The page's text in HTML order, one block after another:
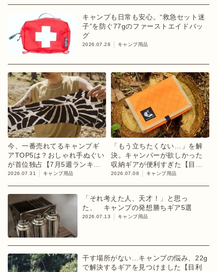
キャンプも日常も安心。“救急セット迷
子”を防ぐ77gのファーストエイドバッ
グ
2026.07.28 キャンプ用品
今、一番売れてるキャンプギ
アTOP5は？おしゃれ手ぬぐい
が首位独占【7月5週ランキン
グ】
2026.07.31 キャンプ用品
「もう立ちたくない…」を解
決。キャンパーが欲しかった
収納ギアが便利すぎた【目利
きのキャンプギア】
2026.07.08 キャンプ用品
「それ考えた人、天才！」と思っ
た、 キャンプの発想勝ちギア5選
2026.07.13 キャンプ用品
干す場所がない…キャンプの悩み、22g
で解決するギアを見つけました【目利